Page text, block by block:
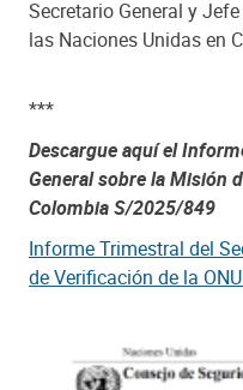
Secretario General y
las Naciones Unidas en
***
Descargue aquí el
General sobre la Misión
Colombia S/2025/849
Informe Trimestral del
de Verificación de la